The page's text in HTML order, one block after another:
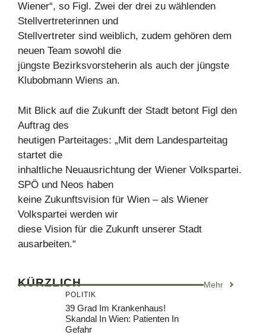
Wiener“, so Figl. Zwei der drei zu wählenden
Stellvertreterinnen und
Stellvertreter sind weiblich, zudem gehören dem
neuen Team sowohl die
jüngste Bezirksvorsteherin als auch der jüngste
Klubobmann Wiens an.
Mit Blick auf die Zukunft der Stadt betont Figl den
Auftrag des
heutigen Parteitages: „Mit dem Landesparteitag
startet die
inhaltliche Neuausrichtung der Wiener Volkspartei.
SPÖ und Neos haben
keine Zukunftsvision für Wien – als Wiener
Volkspartei werden wir
diese Vision für die Zukunft unserer Stadt
ausarbeiten.“
KÜRZLICH Mehr
POLITIK
39 Grad Im Krankenhaus!
Skandal In Wien: Patienten In
Gefahr